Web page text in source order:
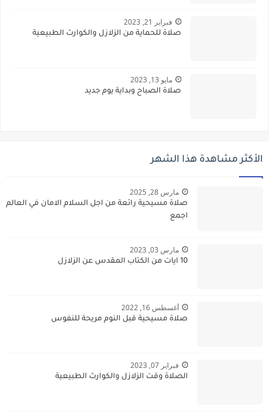
فبراير 21, 2023
صلاة للحماية من الزلازل والكوارث الطبيعية
مايو 13, 2023
صلاة الصباح وبداية يوم جديد
الأكثر مشاهدة هذا الشهر
مارس 28, 2025
صلاة مسيحية رائعة من اجل السلام الامان في العالم
اجمع
مارس 03, 2023
10 ايات من الكتاب المقدس عن الزلازل
أغسطس 16, 2022
صلاة مسيحية قبل النوم مريحة للنفوس
فبراير 07, 2023
الصلاة وقت الزلازل والكوارث الطبيعية